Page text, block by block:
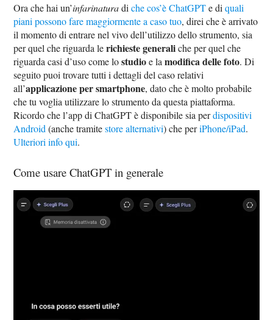
Ora che hai un’infarinaturadiche cos’è ChatGPTe diquali
piani possono fare maggiormente a caso tuo, direi che è arrivato
il momento di entrare nel vivo dell’utilizzo dello strumento, sia
per quel che riguarda lerichieste generaliche per quel che
riguarda casi d’uso come lostudioe lamodifica delle foto. Di
seguito puoi trovare tutti i dettagli del caso relativi
all’applicazione per smartphone, dato che è molto probabile
che tu voglia utilizzare lo strumento da questa piattaforma.
Ricordo che l’app di ChatGPT è disponibile sia perdispositivi
Android (anche tramitestore alternativi) che periPhone/iPad.
Ulteriori info qui.
Come usare ChatGPT in generale